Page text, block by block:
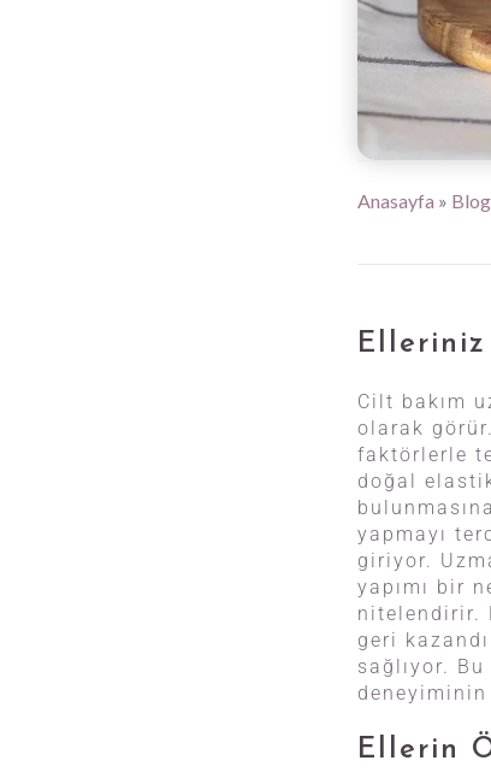
Anasayfa » Blog
Cilt bakım
olarak
faktörlerle
doğal
yapmayı
giriyor.
yapımı bir
nitelendirir.
geri
sağlıyor.
deneyiminin
Ellerin